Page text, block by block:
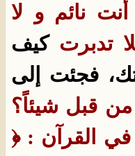
نائم و لا
تدبرتكيف
فجئت إلى
قبل شيئاً؟
في القرآن : ﴿